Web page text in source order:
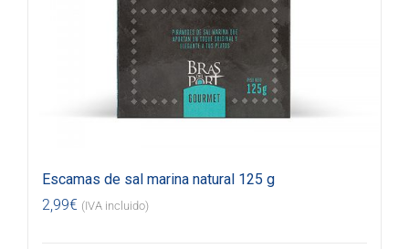
Escamas de sal marina natural 125 g
2,99€ (IVA incluido)